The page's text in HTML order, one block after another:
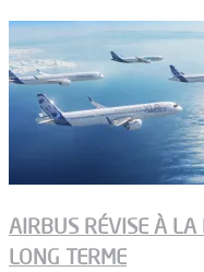
AIRBUS RÉVISE À LA
LONG TERME